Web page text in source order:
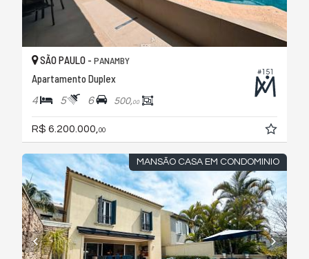
#151
SÃO PAULO - PANAMBY
Apartamento Duplex
4 5 6 500,00
R$ 6.200.000, 00
MANSÃO CASA EM CONDOMINIO